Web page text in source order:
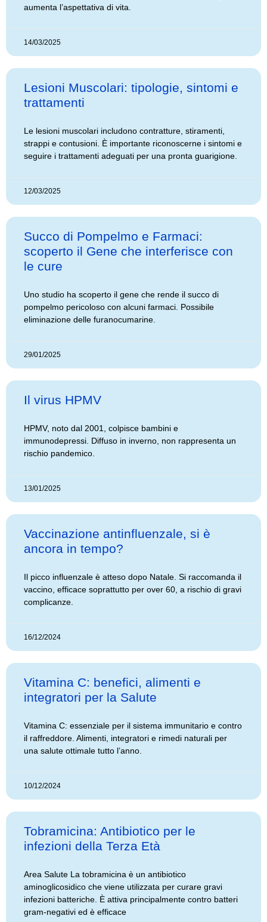
aumenta l’aspettativa di vita.
14/03/2025
Lesioni Muscolari: tipologie, sintomi e
trattamenti
Le lesioni muscolari includono contratture, stiramenti,
strappi e contusioni. È importante riconoscerne i sintomi e
seguire i trattamenti adeguati per una pronta guarigione.
12/03/2025
Succo di Pompelmo e Farmaci:
scoperto il Gene che interferisce con
le cure
Uno studio ha scoperto il gene che rende il succo di
pompelmo pericoloso con alcuni farmaci. Possibile
eliminazione delle furanocumarine.
29/01/2025
Il virus HPMV
HPMV, noto dal 2001, colpisce bambini e
immunodepressi. Diffuso in inverno, non rappresenta un
rischio pandemico.
13/01/2025
Vaccinazione antinfluenzale, si è
ancora in tempo?
Il picco influenzale è atteso dopo Natale. Si raccomanda il
vaccino, efficace soprattutto per over 60, a rischio di gravi
complicanze.
16/12/2024
Vitamina C: benefici, alimenti e
integratori per la Salute
Vitamina C: essenziale per il sistema immunitario e contro
il raffreddore. Alimenti, integratori e rimedi naturali per
una salute ottimale tutto l’anno.
10/12/2024
Tobramicina: Antibiotico per le
infezioni della Terza Età
Area Salute La tobramicina è un antibiotico
aminoglicosidico che viene utilizzata per curare gravi
infezioni batteriche. È attiva principalmente contro batteri
gram-negativi ed è efficace